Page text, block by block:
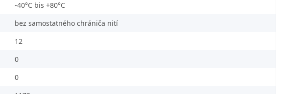
-40°C bis +80°C
bez samostatného chrániča nití
12
0
0